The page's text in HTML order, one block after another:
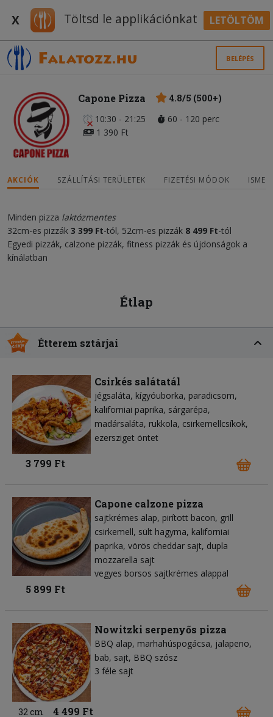
X Töltsd le applikációnkat LETÖLTÖM
BELÉPÉS
Capone Pizza
4.8/5 (500+)
10:30 - 21:25
60 - 120 perc
1 390 Ft
AKCIÓK SZÁLLÍTÁSI TERÜLETEK FIZETÉSI MÓDOK
Minden pizza laktózmentes
32cm-es pizzák 3 399 Ft-tól, 52cm-es pizzák 8 499 Ft-tól
Egyedi pizzák, calzone pizzák, fitness pizzák és újdonságok a
kínálatban
Étlap
Étterem sztárjai
Csirkés salátatál
jégsaláta kígyóuborka paradicsom
kaliforniai paprika sárgarépa
madársaláta rukkola csirkemellcsíkok
ezersziget öntet
3 799 Ft
Capone calzone pizza
sajtkrémes alap pirított bacon grill
csirkemell sült hagyma kaliforniai
paprika vörös cheddar sajt dupla
mozzarella sajt
vegyes borsos sajtkrémes alappal
5 899 Ft
Nowitzki serpenyős pizza
BBQ alap marhahúspogácsa jalapeno
bab sajt BBQ szósz
3 féle sajt
32 cm 4 499 Ft